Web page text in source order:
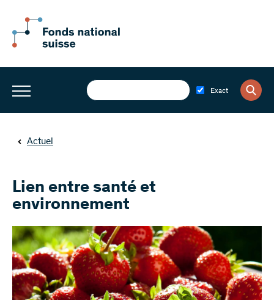
Exact
Actuel
Lien entre santé et
environnement